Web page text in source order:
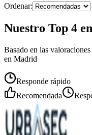
Ordenar:
Nuestro Top 4
Basado en las
en Madrid
Responde rápido
Recomendada